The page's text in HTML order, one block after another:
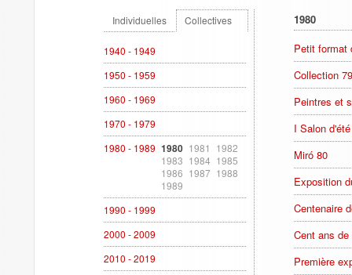
Individuelles Collectives
1940 - 1949
1950 - 1959
1960 - 1969
1970 - 1979
1980 - 1989 1980 1981
1982
1983 1984 1985
1986 1987 1988
1989
1990 - 1999
2000 - 2009
2010 - 2019
1980
Petit format
Collection
Peintres et
I Salon d'été
Miró 80
Exposition
Centenaire
Cent ans
Première